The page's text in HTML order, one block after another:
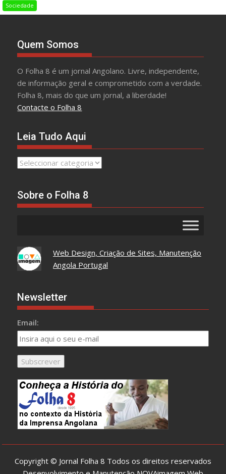
Sociedade
Quem Somos
O Folha 8 é um jornal Angolano. Livre, independente,
de informação geral e comprometido com a verdade.
Folha 8, mais do que um jornal, a liberdade!
Contacte o Folha 8
Leia Tudo Aqui
Leia
Sobre o Folha 8
Web Design, Criação de Sites, Manutenção
Angola Portugal
Newsletter
Email:
Copyright © Jornal Folha 8 Todos os direitos reservados